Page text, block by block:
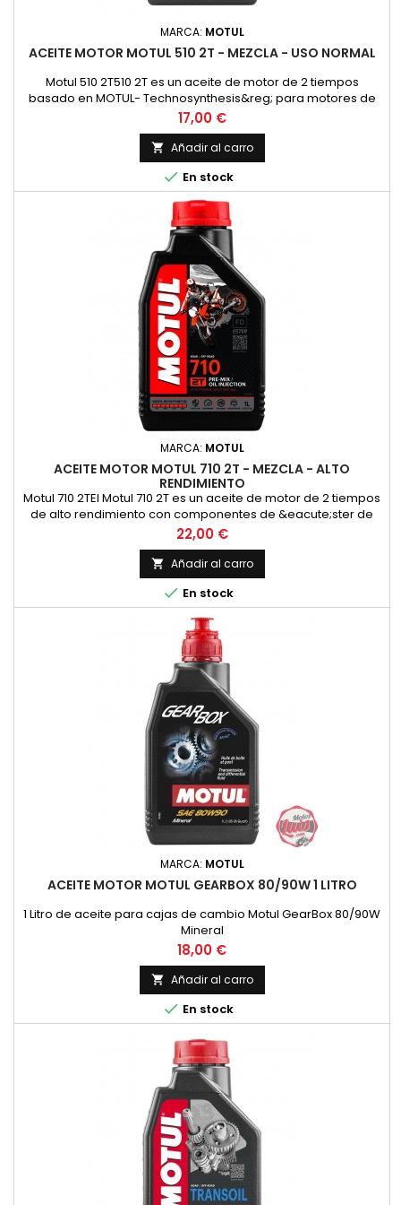
MARCA: MOTUL
ACEITE MOTOR MOTUL 510 2T - MEZCLA - USO NORMAL
Motul 510 2T510 2T es un aceite de motor de 2 tiempos
basado en MOTUL- Technosynthesis&reg; para motores de
moto modernos de 2T para esfuerzos normales en el uso
diario en todos los motores de 2 tiempos con
inyecci&oacute;n o carburador. Adecuado para la
lubricaci&oacute;n mixta y separada. Compatible con los
modernos sistemas de postratamiento de gases...
Precio
17,00 €
 Añadir al carro
 En stock
MARCA: MOTUL
ACEITE MOTOR MOTUL 710 2T - MEZCLA - ALTO
RENDIMIENTO
Motul 710 2TEl Motul 710 2T es un aceite de motor de 2 tiempos
de alto rendimiento con componentes de &eacute;ster de
alta calidad para las m&aacute;s altas exigencias en las
carreras y en la carretera en todos los motores de 2 tiempos
con inyecci&oacute;n o carburador. Adecuado para la
lubricaci&oacute;n mixta y separada. Compatible con los
modernos...
Precio
22,00 €
 Añadir al carro
 En stock
MARCA: MOTUL
ACEITE MOTOR MOTUL GEARBOX 80/90W 1 LITRO
1 Litro de aceite para cajas de cambio Motul GearBox 80/90W
Mineral
Precio
18,00 €
 Añadir al carro
 En stock